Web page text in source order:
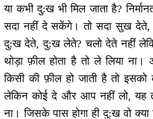
या कभी दु:ख भी मिल जाता है?
सदा नहीं दे सकेंगे। तो सदा सुख
दु:ख देते, दु:ख लेते? चलो देते नहीं
थोड़ा फ़ील होता है तो ले लिया ना।
किसी की फ़ील हो जाती है तो
लेकिन कोई दे और आप नहीं लो,
ना। जिसके पास होगा ही दु:ख वो क्या